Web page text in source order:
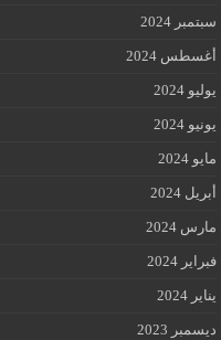
سبتمبر 2024
أغسطس 2024
يوليو 2024
يونيو 2024
مايو 2024
أبريل 2024
مارس 2024
فبراير 2024
يناير 2024
ديسمبر 2023